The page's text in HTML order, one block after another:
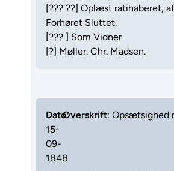
[??? ??] Oplæst ratihaberet,
Forhøret Sluttet.
[??? ] Som Vidner
[?] Møller. Chr. Madsen.
Dato:
15-
09-
1848
Overskrift: Opsætsighed